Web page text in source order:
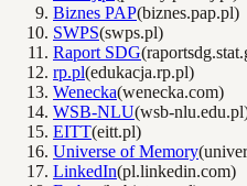
Biznes PAP(biznes.pap.pl)
SWPS(swps.pl)
Raport SDG(
rp.pl(edukacja.rp.pl)
Wenecka(wenecka.com)
WSB-NLU(wsb-nlu.edu.pl
EITT(eitt.pl)
Universe of Memory(
LinkedIn(pl.linkedin.com)